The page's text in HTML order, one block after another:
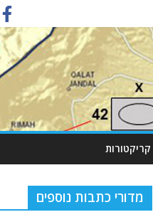
קריקטורות
מדורי כתבות נוספים